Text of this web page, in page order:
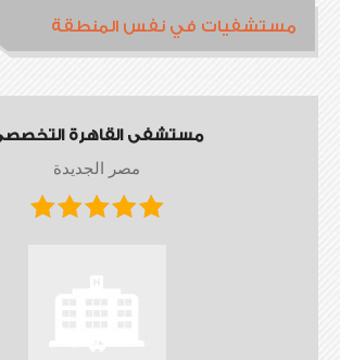
مستشفيات في نفس المنطقة
مستشفى القاهرة التخصصى
مصر الجديدة